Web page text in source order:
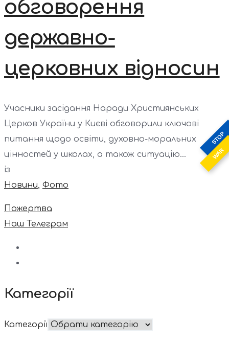
STOP
WAR
обговорення
державно-
церковних відносин
Учасники засідання Наради Християнських
Церков України у Києві обговорили ключові
питання щодо освіти, духовно-моральних
цінностей у школах, а також ситуацію...
із
Новини, Фото
Пожертва
Наш Телеграм
Категорії
Категорії